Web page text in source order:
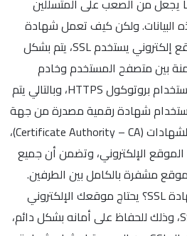
البيانات. ولكن كيف تعمل شهادة
SSL؟ عندما تقوم بزيارة موقع إلكتروني يستخدم SSL، يتم بشكل
بين متصفح المستخدم وخادم
الموقع الإلكتروني، وذلك باستخدام بروتوكول HTTPS، وبالتالي يتم
شهادة رقمية مصدرة من جهة
مرخصة تعرف باسم سلطة الشهادات (Certificate Authority – CA)،
الإلكتروني، وتضمن أن جميع
مشفرة بالكامل بين الطرفين.
لماذا يحتاج موقعك إلى شهادة SSL؟ يحتاج موقعك الإلكتروني
بشكل فعلي إلى شهادة SSL، وذلك للحفاظ على أمانه بشكل دائم،